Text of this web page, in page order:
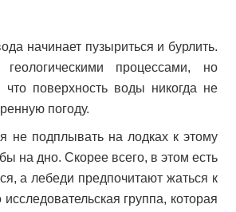
начинает пузыриться и бурлить.
процессами, но
поверхность воды никогда не
погоду.
не подплывать на лодках к этому
на дно. Скорее всего, в этом есть
а лебеди предпочитают жаться к
группа, которая